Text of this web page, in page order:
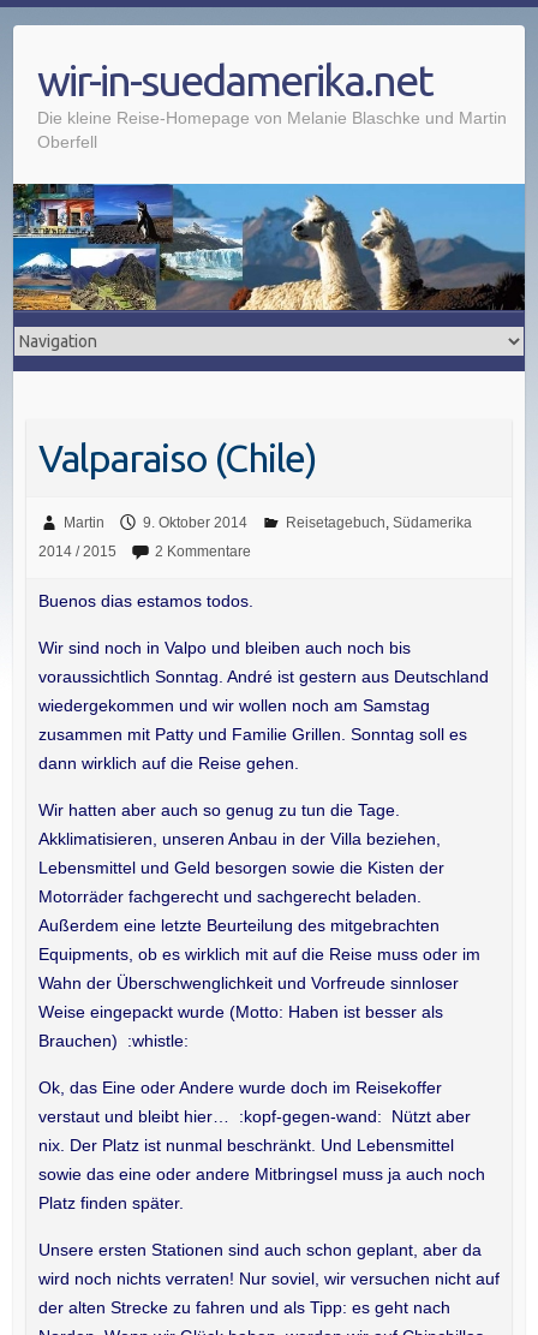
wir-in-suedamerika.net
Die kleine Reise-Homepage von Melanie Blaschke und Martin
Oberfell
Valparaiso (Chile)
Martin 9. Oktober 2014 Reisetagebuch Südamerika
2014 / 2015
2 Kommentare
Buenos dias estamos todos.
Wir sind noch in Valpo und bleiben auch noch bis
voraussichtlich Sonntag. André ist gestern aus Deutschland
wiedergekommen und wir wollen noch am Samstag
zusammen mit Patty und Familie Grillen. Sonntag soll es
dann wirklich auf die Reise gehen.
Wir hatten aber auch so genug zu tun die Tage.
Akklimatisieren, unseren Anbau in der Villa beziehen,
Lebensmittel und Geld besorgen sowie die Kisten der
Motorräder fachgerecht und sachgerecht beladen.
Außerdem eine letzte Beurteilung des mitgebrachten
Equipments, ob es wirklich mit auf die Reise muss oder im
Wahn der Überschwenglichkeit und Vorfreude sinnloser
Weise eingepackt wurde (Motto: Haben ist besser als
Brauchen) :whistle:
Ok, das Eine oder Andere wurde doch im Reisekoffer
verstaut und bleibt hier… :kopf-gegen-wand: Nützt aber
nix. Der Platz ist nunmal beschränkt. Und Lebensmittel
sowie das eine oder andere Mitbringsel muss ja auch noch
Platz finden später.
Unsere ersten Stationen sind auch schon geplant, aber da
wird noch nichts verraten! Nur soviel, wir versuchen nicht auf
der alten Strecke zu fahren und als Tipp: es geht nach